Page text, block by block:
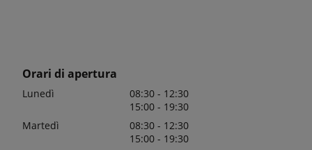
Orari di apertura
Lunedì
08:30 - 12:30
15:00 - 19:30
Martedì
08:30 - 12:30
15:00 - 19:30